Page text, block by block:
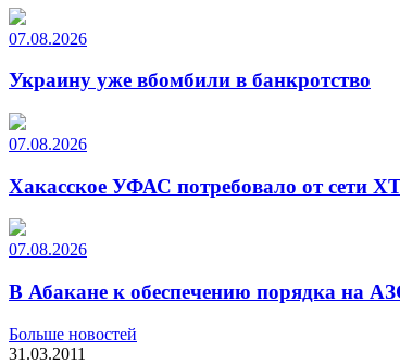
07.08.2026
Украину уже вбомбили в банкротство
07.08.2026
Хакасское УФАС потребовало от сети
07.08.2026
В Абакане к обеспечению порядка на
Больше новостей
31.03.2011